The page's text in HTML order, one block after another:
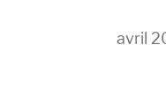
avril